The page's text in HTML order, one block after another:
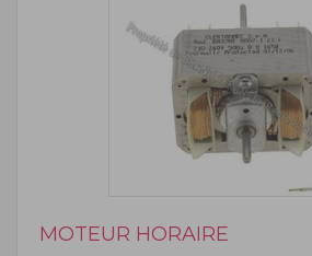
MOTEUR HORAIRE